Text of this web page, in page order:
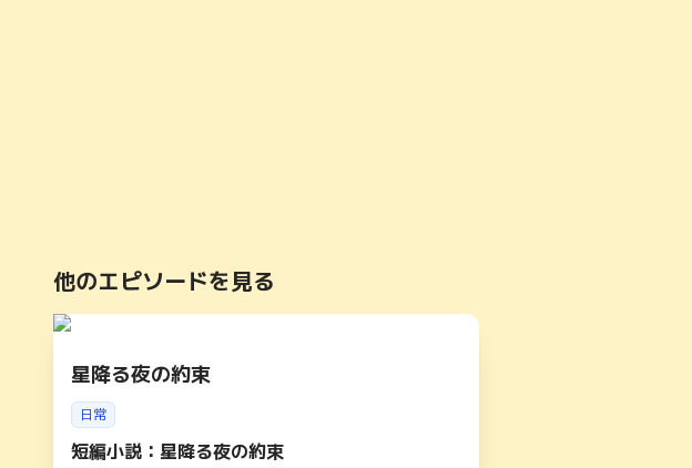
他のエピソードを見る
星降る夜の約束
日常
短編小説：星降る夜の約束